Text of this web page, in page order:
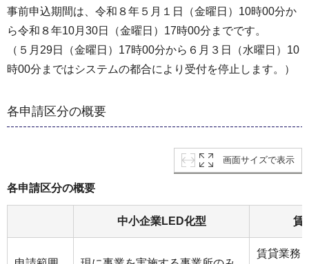
事前申込期間は、令和８年５月１日（金曜日）10時00分か
ら令和８年10月30日（金曜日）17時00分までです。
（５月29日（金曜日）17時00分から６月３日（水曜日）10
時00分まではシステムの都合により受付を停止します。）
各申請区分の概要
画面サイズで表示
各申請区分の概要
中小企業LED化型 賃
賃貸業務